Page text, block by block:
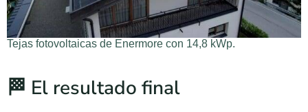
Tejas fotovoltaicas de Enermore con 14,8 kWp.
🏁 El resultado final